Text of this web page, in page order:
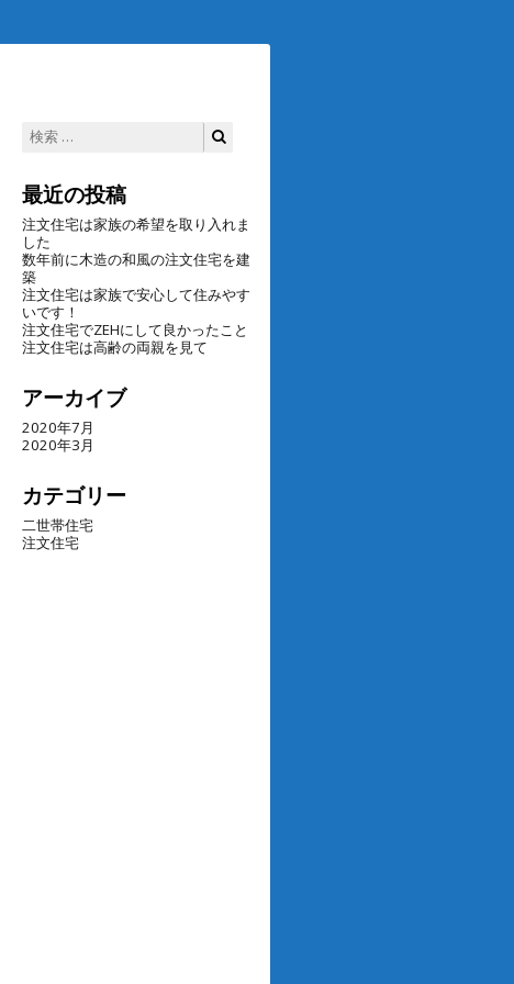
検
索:
検
最近の投稿
注文住宅は家族の希望を取り入れま
した
数年前に木造の和風の注文住宅を建
築
注文住宅は家族で安心して住みやす
いです！
注文住宅でZEHにして良かったこと
注文住宅は高齢の両親を見て
アーカイブ
2020年7月
2020年3月
カテゴリー
二世帯住宅
注文住宅